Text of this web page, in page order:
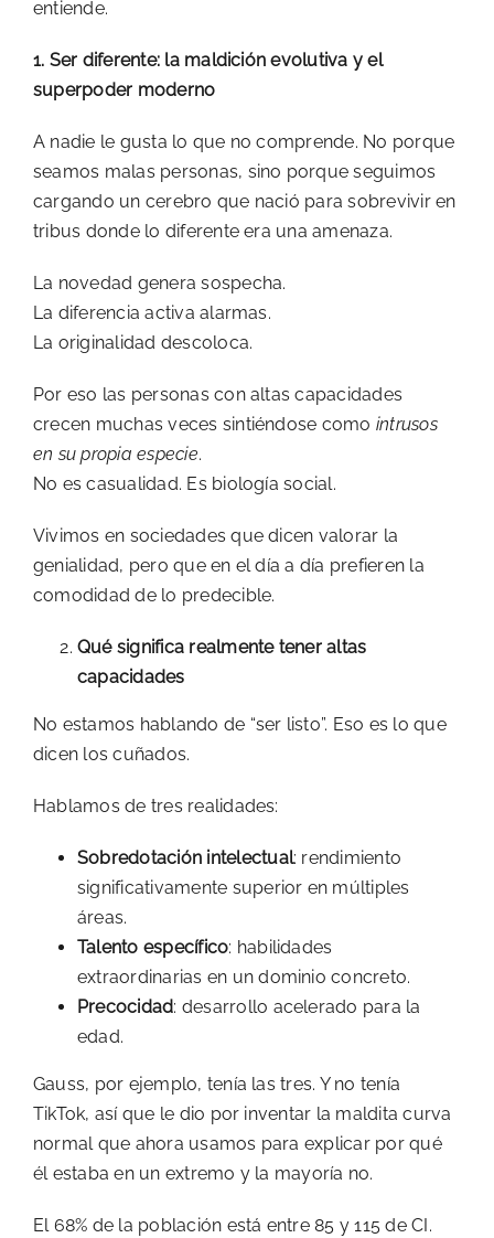
entiende.
1. Ser diferente: la maldición evolutiva y el
superpoder moderno
A nadie le gusta lo que no comprende. No porque
seamos malas personas, sino porque seguimos
cargando un cerebro que nació para sobrevivir en
tribus donde lo diferente era una amenaza.
La novedad genera sospecha.
La diferencia activa alarmas.
La originalidad descoloca.
Por eso las personas con altas capacidades
crecen muchas veces sintiéndose como intrusos
en su propia especie.
No es casualidad. Es biología social.
Vivimos en sociedades que dicen valorar la
genialidad, pero que en el día a día prefieren la
comodidad de lo predecible.
Qué significa realmente tener altas
capacidades
No estamos hablando de “ser listo”. Eso es lo que
dicen los cuñados.
Hablamos de tres realidades:
Sobredotación intelectual: rendimiento
significativamente superior en múltiples
áreas.
Talento específico: habilidades
extraordinarias en un dominio concreto.
Precocidad: desarrollo acelerado para la
edad.
Gauss, por ejemplo, tenía las tres. Y no tenía
TikTok, así que le dio por inventar la maldita curva
normal que ahora usamos para explicar por qué
él estaba en un extremo y la mayoría no.
El 68% de la población está entre 85 y 115 de CI.